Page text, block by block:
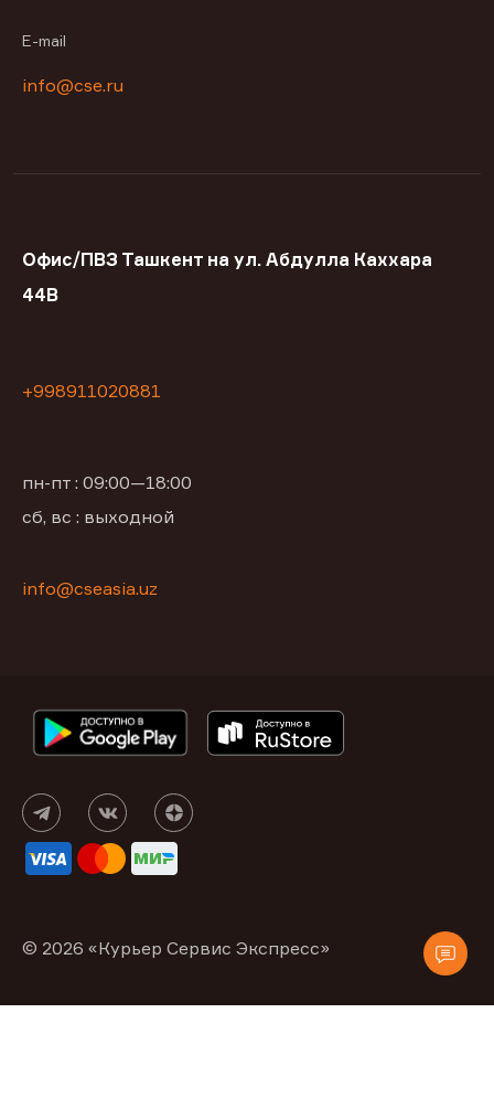
E-mail
info@cse.ru
Офис/ПВЗ Ташкент на ул. Абдулла Каххара
44В
+998911020881
пн-пт : 09:00—18:00
сб, вс : выходной
info@cseasia.uz
© 2026 «Курьер Сервис Экспресс»